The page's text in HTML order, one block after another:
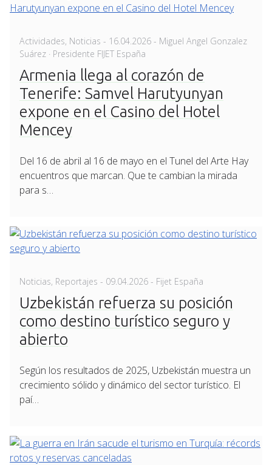
Actividades, Noticias - Posted
on
16.04.2026 - Miguel Angel Gonzalez
Suárez · Presidente FIJET España
Armenia llega al corazón de
Tenerife: Samvel Harutyunyan
expone en el Casino del Hotel
Mencey
Del 16 de abril al 16 de mayo en el Tunel del Arte Hay
encuentros que marcan. Que te cambian la mirada
para s…
Noticias, Reportajes - Posted
on
09.04.2026 - Fijet España
Uzbekistán refuerza su posición
como destino turístico seguro y
abierto
Según los resultados de 2025, Uzbekistán muestra un
crecimiento sólido y dinámico del sector turístico. El
paí…